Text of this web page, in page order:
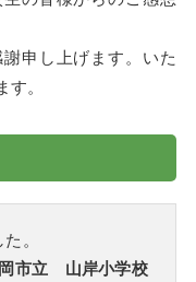
申し上げます。いた
。
。
市立 山岸小学校